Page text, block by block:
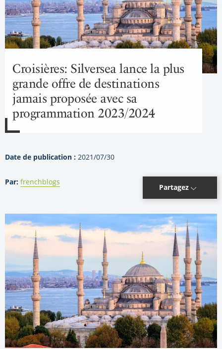
Croisières: Silversea lance la plus
grande offre de destinations
jamais proposée avec sa
programmation 2023/2024
Date de publication : 2021/07/30
Par: frenchblogs
Partagez